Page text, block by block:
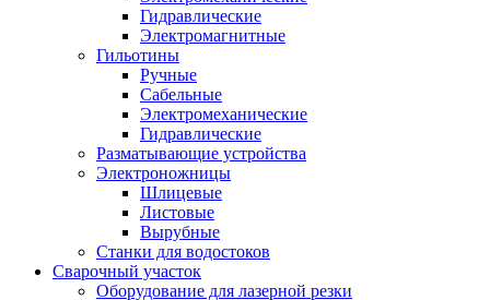
Гидравлические
Электромагнитные
Гильотины
Ручные
Сабельные
Электромеханические
Гидравлические
Разматывающие устройства
Электроножницы
Шлицевые
Листовые
Вырубные
Станки для водостоков
Сварочный участок
Оборудование для лазерной резки